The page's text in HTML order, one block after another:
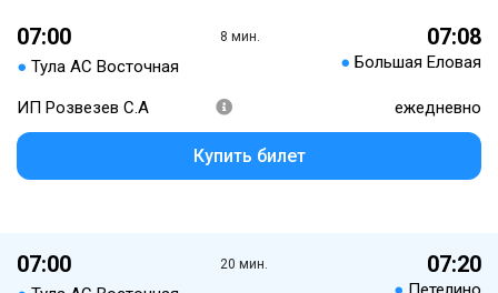
07:00
● Тула АС Восточная
8 мин. 07:08
● Большая Еловая
ИП Розвезев С.А ежедневно
Купить билет
07:00 20 мин. 07:20